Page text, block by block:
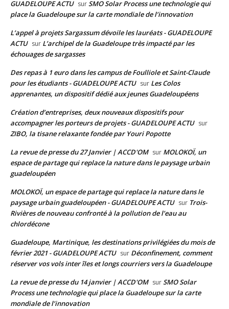
GUADELOUPE ACTU surSMO Solar Process une technologie qui
place la Guadeloupe sur la carte mondiale de l’innovation
L’appel à projets Sargassum dévoile les lauréats - GUADELOUPE
ACTU sur L’archipel de la Guadeloupe très impacté par les
échouages de sargasses
Des repas à 1 euro dans les campus de Foulliole et Saint-Claude
pour les étudiants - GUADELOUPE ACTU sur Les Colos
apprenantes, un dispositif dédié aux jeunes Guadeloupéens
Création d’entreprises, deux nouveaux dispositifs pour
accompagner les porteurs de projets - GUADELOUPE ACTU sur
ZIBO, la tisane relaxante fondée par Youri Popotte
La revue de presse du 27 Janvier | ACCD'OM sur MOLOKOÏ, un
espace de partage qui replace la nature dans le paysage urbain
guadeloupéen
MOLOKOÏ, un espace de partage qui replace la nature dans le
paysage urbain guadeloupéen - GUADELOUPE ACTU sur Trois-
Rivières de nouveau confronté à la pollution de l’eau au
chlordécone
Guadeloupe, Martinique, les destinations privilégiées du mois de
février 2021 - GUADELOUPE ACTU sur Déconfinement, comment
réserver vos vols inter îles et longs courriers vers la Guadeloupe
La revue de presse du 14 janvier | ACCD'OM surSMO Solar
Process une technologie qui place la Guadeloupe sur la carte
mondiale de l’innovation